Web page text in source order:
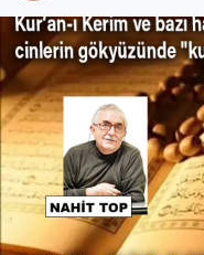
Oyun
Ramazan
Resmi İlanlar
Rüya Tabirleri
Sağlık